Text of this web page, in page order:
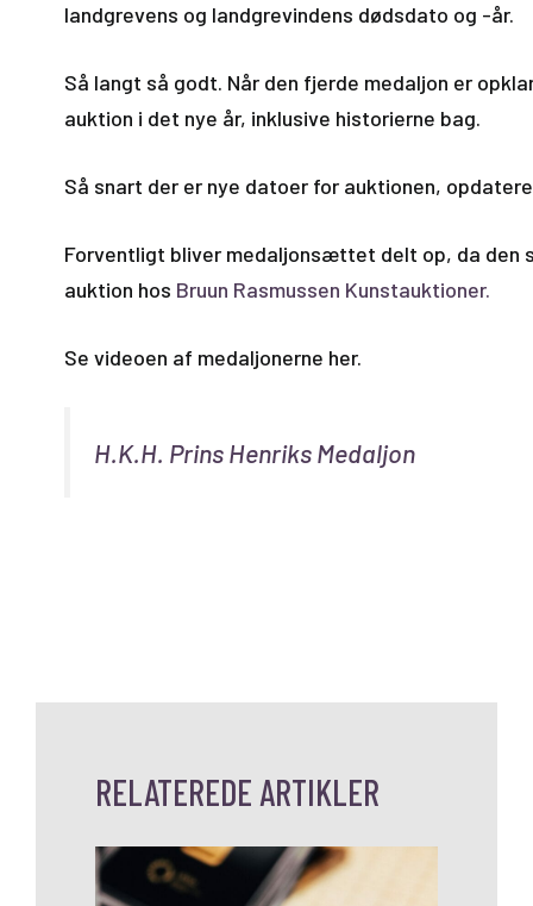
landgrevens og landgrevindens dødsdato og -år.
Så langt så godt. Når den fjerde medaljon er
auktion i det nye år, inklusive historierne bag.
Så snart der er nye datoer for auktionen,
Forventligt bliver medaljonsættet delt op, da den
auktion hos Bruun Rasmussen Kunstauktioner.
Se videoen af medaljonerne her.
H.K.H. Prins Henriks Medaljon
RELATEREDE ARTIKLER